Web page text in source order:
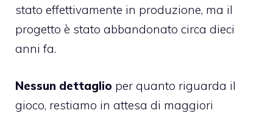
stato effettivamente in produzione, ma il
progetto è stato abbandonato circa dieci
anni fa.
Nessun dettaglio per quanto riguarda il
gioco, restiamo in attesa di maggiori